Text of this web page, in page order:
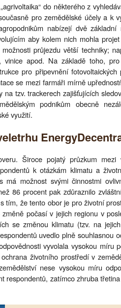
do některého z
pro zemědělské účely a k
nabízejí dvě
aby kolem nich mohla
průjezdu větší techniky;
apod. Na základě toho,
pro připevnění
se mezi farmáři mírně
tzv. trackerech zajišťujících
podnikům obecně
využití.
Široce pojatý průzkum mezi
k otázkám klimatu a
má možnost svými činnostmi
86 procent pak zdůraznilo
tím, že tento obor je pro životní
počasí v jejich regionu v
se změnou klimatu (tzv. na
uvedlo plně souhlasnou
vyvolala vysokou míru
životního prostředí v
nese vysokou míru
respondentů, zatímco zhruba